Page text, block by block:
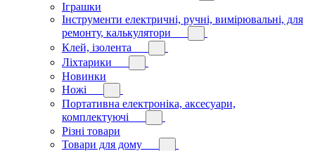
Іграшки
Інструменти електричні, ручні, вимірювальні, для
ремонту, калькулятори
Клей, ізолента
Ліхтарики
Новинки
Ножі
Портативна електроніка, аксесуари,
комплектуючі
Різні товари
Товари для дому